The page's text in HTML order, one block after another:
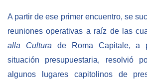
A partir de ese primer encuentro, se
reuniones operativas a raíz de las
alla Cultura de Roma Capitale, a
situación presupuestaria, resolvió
algunos lugares capitolinos de